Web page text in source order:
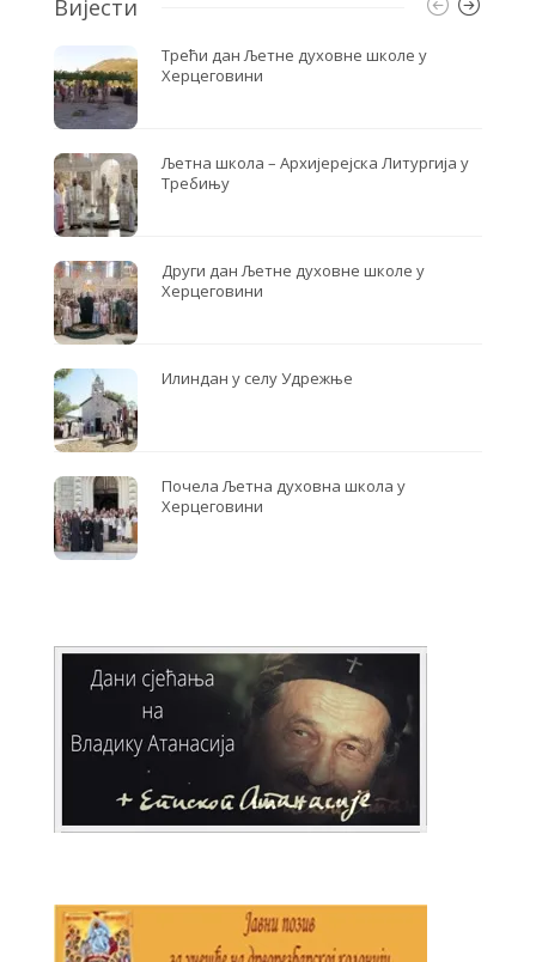
Вијести
Трећи дан Љетне духовне школе у
Херцеговини
Љетна школа – Архијерејска Литургија у
Требињу
Други дан Љетне духовне школе у
Херцеговини
Илиндан у селу Удрежње
Почела Љетна духовна школа у
Херцеговини